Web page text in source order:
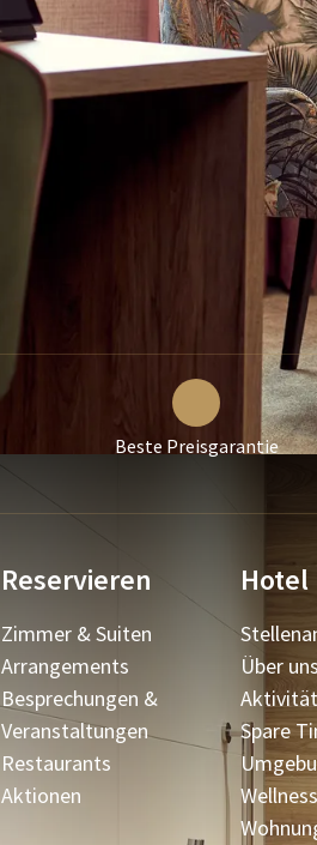
Beste Preisgarantie
Reservieren
Zimmer & Suiten
Arrangements
Besprechungen &
Veranstaltungen
Restaurants
Aktionen
Hotel
Über uns
Spare